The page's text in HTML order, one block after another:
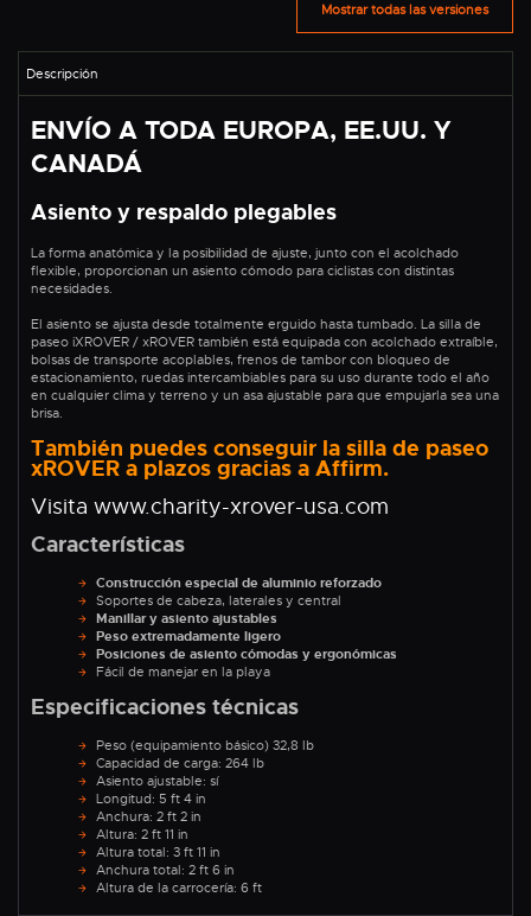
Mostrar todas las versiones
ENVÍO A TODA EUROPA, EE.UU. Y
CANADÁ
Asiento y respaldo plegables
La forma anatómica y la posibilidad de ajuste, junto con el acolchado
flexible, proporcionan un asiento cómodo para ciclistas con distintas
necesidades.
El asiento se ajusta desde totalmente erguido hasta tumbado. La silla de
paseo iXROVER / xROVER también está equipada con acolchado extraíble,
bolsas de transporte acoplables, frenos de tambor con bloqueo de
estacionamiento, ruedas intercambiables para su uso durante todo el año
en cualquier clima y terreno y un asa ajustable para que empujarla sea una
brisa.
También puedes conseguir la silla de paseo
xROVER a plazos gracias a Affirm.
Visita www.charity-xrover-usa.com
Características
Construcción especial de aluminio reforzado
Soportes de cabeza, laterales y central
Manillar y asiento ajustables
Peso extremadamente ligero
Posiciones de asiento cómodas y ergonómicas
Fácil de manejar en la playa
Especificaciones técnicas
Peso (equipamiento básico) 32,8 lb
Capacidad de carga: 264 lb
Asiento ajustable: sí
Longitud: 5 ft 4 in
Anchura: 2 ft 2 in
Altura: 2 ft 11 in
Altura total: 3 ft 11 in
Anchura total: 2 ft 6 in
Altura de la carrocería: 6 ft